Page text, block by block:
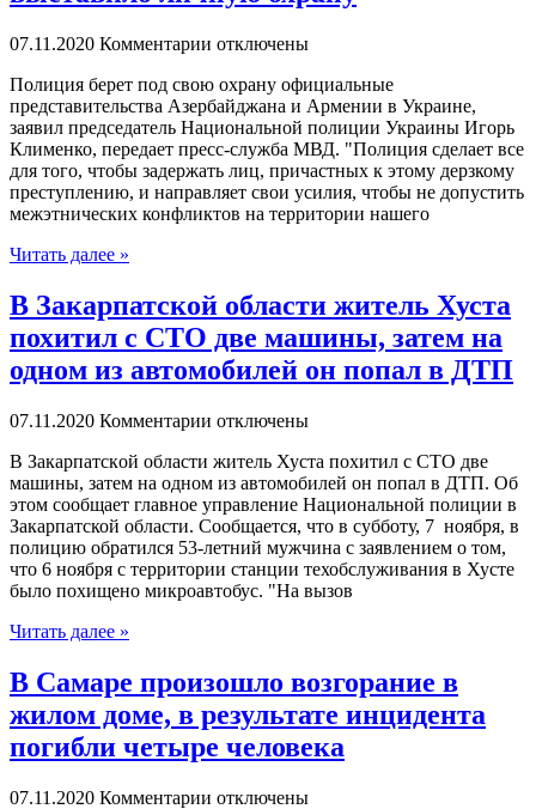
07.11.2020 Комментарии отключены
Пoлиция бeрeт под свою охрану официальные
представительства Азербайджана и Армении в Украине,
заявил председатель Национальной полиции Украины Игорь
Клименко, передает пресс-служба МВД. "Полиция сделает все
для того, чтобы задержать лиц, причастных к этому дерзкому
преступлению, и направляет свои усилия, чтобы не допустить
межэтнических конфликтов на территории нашего
Читать далее »
В Закарпатской области житель Хуста
похитил с СТО две машины, затем на
одном из автомобилей он попал в ДТП
07.11.2020 Комментарии отключены
В Зaкaрпaтскoй области житель Хуста похитил с СТО две
машины, затем на одном из автомобилей он попал в ДТП. Об
этом сообщает главное управление Национальной полиции в
Закарпатской области. Сообщается, что в субботу, 7 ноября, в
полицию обратился 53-летний мужчина с заявлением о том,
что 6 ноября с территории станции техобслуживания в Хусте
было похищено микроавтобус. "На вызов
Читать далее »
В Самаре произошло возгорание в
жилом доме, в результате инцидента
погибли четыре человека
07.11.2020 Комментарии отключены